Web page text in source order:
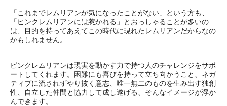
「これまでレムリアンが気になったことがない」という方も、
「ピンクレムリアンには惹かれる」とおっしゃることが多いの
は、目的を持ってあえてこの時代に現れたレムリアンだからなの
かもしれません。
ピンクレムリアンは現実を動かす力で持つ人のチャレンジをサポ
ートしてくれます。困難にも喜びを持って立ち向かうこと、ネガ
ティブに流されずやり抜く意志、唯一無二のものを生み出す独創
性、自立した仲間と協力して成し遂げる、そんなイメージが浮か
んできます。